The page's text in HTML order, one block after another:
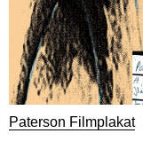
Paterson Filmplakat